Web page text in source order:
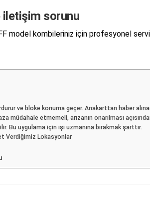
iletişim sorunu
model kombileriniz için profesyonel
ve bloke konuma geçer. Anakarttan haber
müdahale etmemeli, arızanın onarılması
Bu uygulama için işi uzmanına bırakmak şarttır.
Verdiğimiz Lokasyonlar